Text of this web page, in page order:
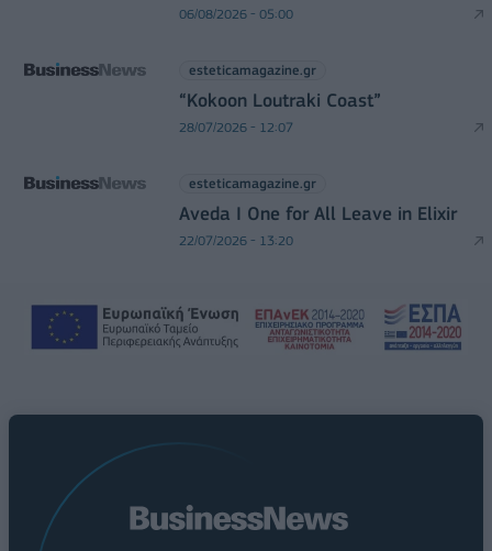
06/08/2026 - 05:00
esteticamagazine.gr
“Kokoon Loutraki Coast”
28/07/2026 - 12:07
esteticamagazine.gr
Aveda I One for All Leave in Elixir
22/07/2026 - 13:20